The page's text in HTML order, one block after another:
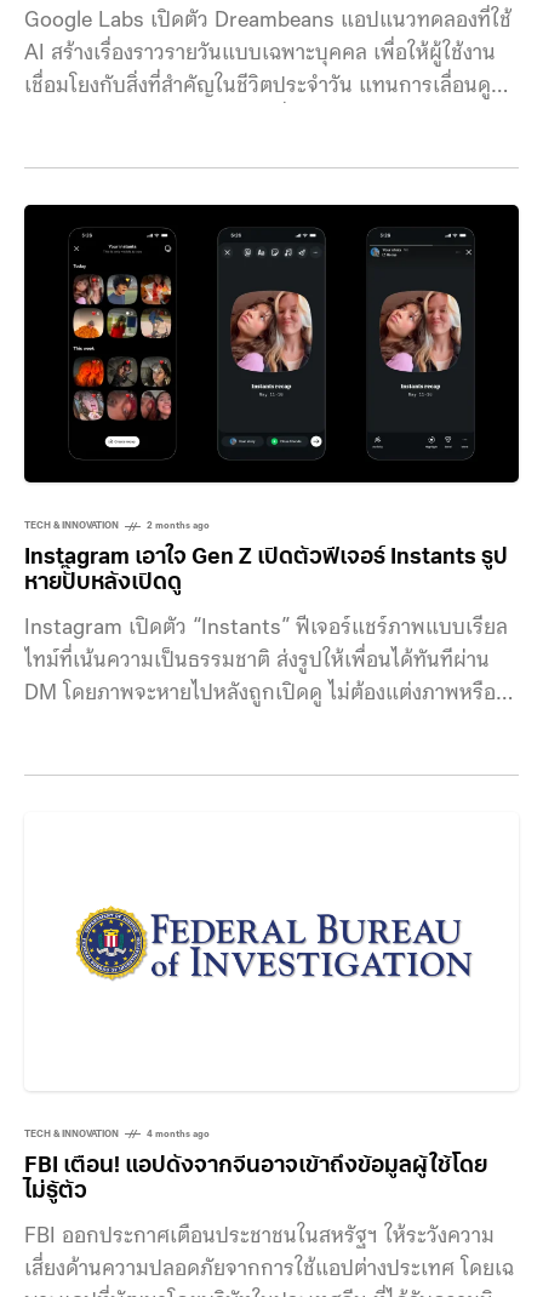
Google Labs เปิดตัว Dreambeans แอปแนวทดลองที่ใช้
AI สร้างเรื่องราวรายวันแบบเฉพาะบุคคล เพื่อให้ผู้ใช้งาน
เชื่อมโยงกับสิ่งที่สำคัญในชีวิตประจำวัน แทนการเลื่อนดู
บริการต่าง ๆ ของ Google ที่ผู้ใช้อนุญาตให้เข้าถึง ไม่ว่าจะ
เป็น Gmail, Google Calendar,
TECH & INNOVATION 2 months ago
Instagram เอาใจ Gen Z เปิดตัวฟีเจอร์ Instants รูป
หายปั๊บหลังเปิดดู
Instagram เปิดตัว “Instants” ฟีเจอร์แชร์ภาพแบบเรียล
ไทม์ที่เน้นความเป็นธรรมชาติ ส่งรูปให้เพื่อนได้ทันทีผ่าน
DM โดยภาพจะหายไปหลังถูกเปิดดู ไม่ต้องแต่งภาพหรือ
เล็กในหน้าแชตและจะหายไปหลังเปิดดู นอกจากนี้
Instagram ยังเพิ่มฟีเจอร์เสริม เช่น การพักการแจ้งเตือน
TECH & INNOVATION 4 months ago
FBI เตือน! แอปดังจากจีนอาจเข้าถึงข้อมูลผู้ใช้โดย
ไม่รู้ตัว
FBI ออกประกาศเตือนประชาชนในสหรัฐฯ ให้ระวังความ
เสี่ยงด้านความปลอดภัยจากการใช้แอปต่างประเทศ โดยเฉ